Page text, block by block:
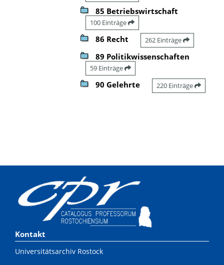
85 Betriebswirtschaft
100 Einträge
86 Recht 262 Einträge
89 Politikwissenschaften
59 Einträge
90 Gelehrte 220 Einträge
Kontakt
Universitätsarchiv Rostock